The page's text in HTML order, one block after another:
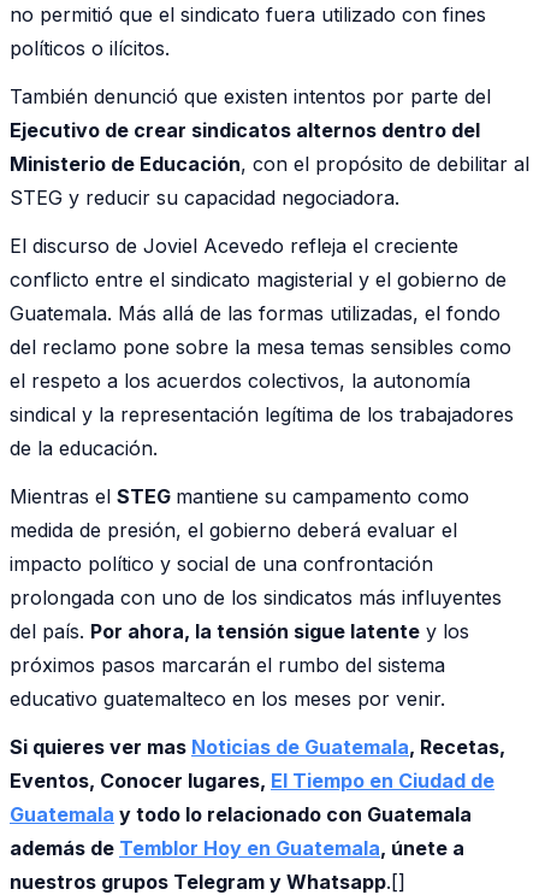
no permitió que el sindicato fuera utilizado con fines
políticos o ilícitos.
También denunció que existen intentos por parte del
Ejecutivo de crear sindicatos alternos dentro del
Ministerio de Educación, con el propósito de debilitar al
STEG y reducir su capacidad negociadora.
El discurso de Joviel Acevedo refleja el creciente
conflicto entre el sindicato magisterial y el gobierno de
Guatemala. Más allá de las formas utilizadas, el fondo
del reclamo pone sobre la mesa temas sensibles como
el respeto a los acuerdos colectivos, la autonomía
sindical y la representación legítima de los trabajadores
de la educación.
Mientras el STEG mantiene su campamento como
medida de presión, el gobierno deberá evaluar el
impacto político y social de una confrontación
prolongada con uno de los sindicatos más influyentes
del país. Por ahora, la tensión sigue latente y los
próximos pasos marcarán el rumbo del sistema
educativo guatemalteco en los meses por venir.
Si quieres ver mas Noticias de Guatemala, Recetas,
Eventos, Conocer lugares, El Tiempo en Ciudad de
Guatemala y todo lo relacionado con Guatemala
además de Temblor Hoy en Guatemala, únete a
nuestros grupos Telegram y Whatsapp.[]